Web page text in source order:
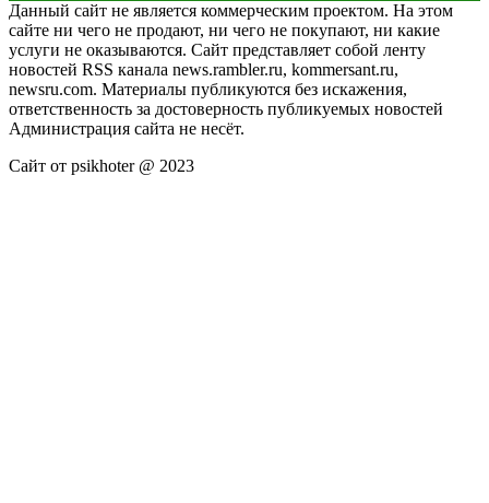
Данный сайт не является коммерческим проектом. На этом
сайте ни чего не продают, ни чего не покупают, ни какие
услуги не оказываются. Сайт представляет собой ленту
новостей RSS канала news.rambler.ru, kommersant.ru,
newsru.com. Материалы публикуются без искажения,
ответственность за достоверность публикуемых новостей
Администрация сайта не несёт.
Сайт от psikhoter @ 2023